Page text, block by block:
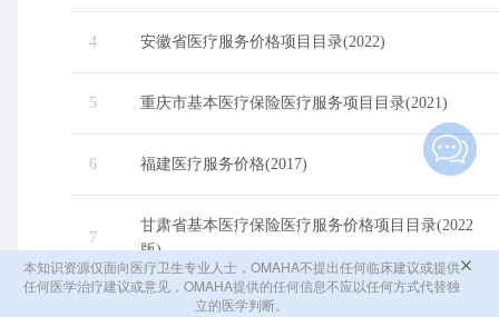
4 安徽省医疗服务价格项目目录(2022)
5 重庆市基本医疗保险医疗服务项目目录(2021)
6 福建医疗服务价格(2017)
7
甘肃省基本医疗保险医疗服务价格项目目录(2022
版)
广东省基本医疗保险、工伤保险和生育保险诊疗项
本知识资源仅面向医疗卫生专业人士，OMAHA不提出任何临床建议或提供
任何医学治疗建议或意见，OMAHA提供的任何信息不应以任何方式代替独
立的医学判断。